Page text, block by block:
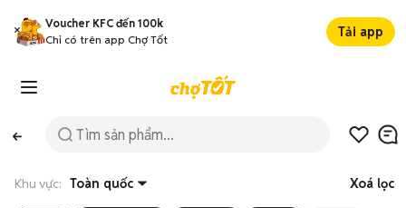
Voucher KFC đến 100k
Chỉ có trên app Chợ Tốt
Tải app
Khu vực: Toàn quốc Xoá lọc